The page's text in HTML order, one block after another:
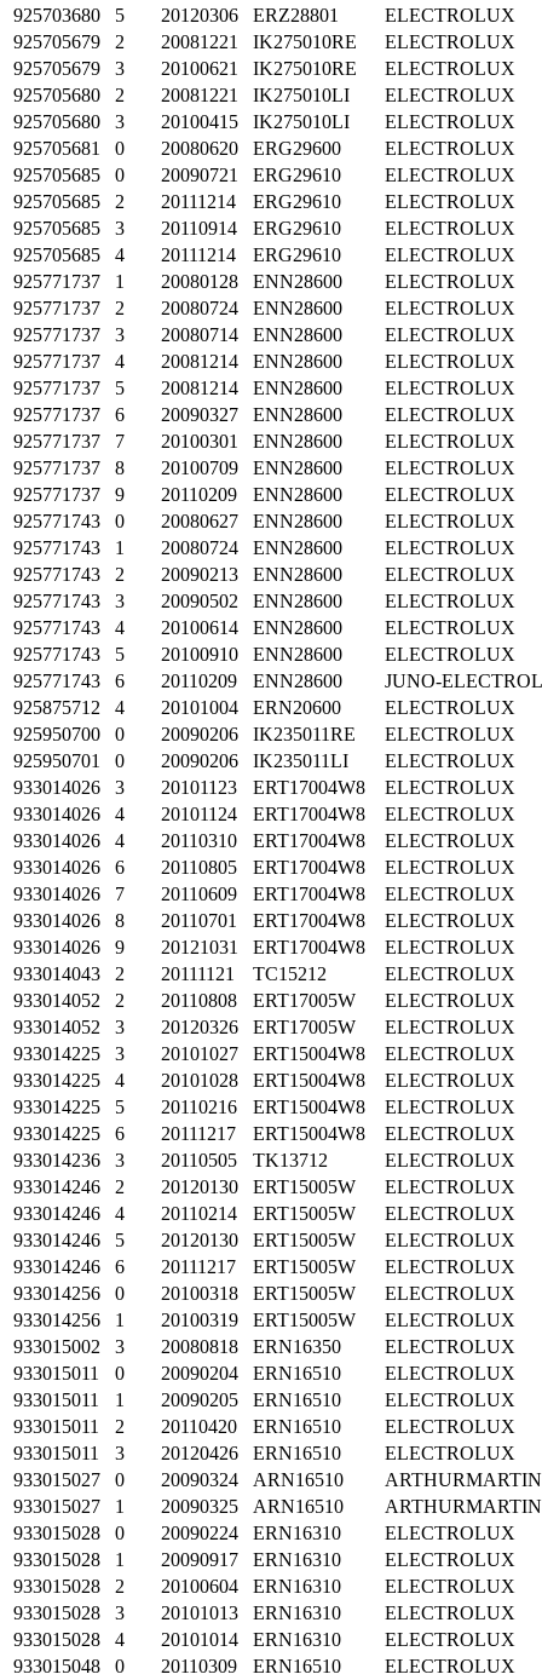
925703680
5 20120306 ERZ28801
ELECTROLUX
925705679
2 20081221 IK275010RE
ELECTROLUX
925705679
3 20100621 IK275010RE
ELECTROLUX
925705680
2 20081221 IK275010LI
ELECTROLUX
925705680
3 20100415 IK275010LI
ELECTROLUX
925705681
0 20080620 ERG29600
ELECTROLUX
925705685
0 20090721 ERG29610
ELECTROLUX
925705685
2 20111214 ERG29610
ELECTROLUX
925705685
3 20110914 ERG29610
ELECTROLUX
925705685
4 20111214 ERG29610
ELECTROLUX
925771737
1 20080128 ENN28600
ELECTROLUX
925771737
2 20080724 ENN28600
ELECTROLUX
925771737
3 20080714 ENN28600
ELECTROLUX
925771737
4 20081214 ENN28600
ELECTROLUX
925771737
5 20081214 ENN28600
ELECTROLUX
925771737
6 20090327 ENN28600
ELECTROLUX
925771737
7 20100301 ENN28600
ELECTROLUX
925771737
8 20100709 ENN28600
ELECTROLUX
925771737
9 20110209 ENN28600
ELECTROLUX
925771743
0 20080627 ENN28600
ELECTROLUX
925771743
1 20080724 ENN28600
ELECTROLUX
925771743
2 20090213 ENN28600
ELECTROLUX
925771743
3 20090502 ENN28600
ELECTROLUX
925771743
4 20100614 ENN28600
ELECTROLUX
925771743
5 20100910 ENN28600
ELECTROLUX
925771743
6 20110209 ENN28600
JUNO-
925875712
4 20101004 ERN20600
ELECTROLUX
925950700
0 20090206 IK235011RE
ELECTROLUX
925950701
0 20090206 IK235011LI
ELECTROLUX
933014026
3 20101123 ERT17004W8
ELECTROLUX
933014026
4 20101124 ERT17004W8
ELECTROLUX
933014026
4 20110310 ERT17004W8
ELECTROLUX
933014026
6 20110805 ERT17004W8
ELECTROLUX
933014026
7 20110609 ERT17004W8
ELECTROLUX
933014026
8 20110701 ERT17004W8
ELECTROLUX
933014026
9 20121031 ERT17004W8
ELECTROLUX
933014043
2 20111121 TC15212
ELECTROLUX
933014052
2 20110808 ERT17005W
ELECTROLUX
933014052
3 20120326 ERT17005W
ELECTROLUX
933014225
3 20101027 ERT15004W8
ELECTROLUX
933014225
4 20101028 ERT15004W8
ELECTROLUX
933014225
5 20110216 ERT15004W8
ELECTROLUX
933014225
6 20111217 ERT15004W8
ELECTROLUX
933014236
3 20110505 TK13712
ELECTROLUX
933014246
2 20120130 ERT15005W
ELECTROLUX
933014246
4 20110214 ERT15005W
ELECTROLUX
933014246
5 20120130 ERT15005W
ELECTROLUX
933014246
6 20111217 ERT15005W
ELECTROLUX
933014256
0 20100318 ERT15005W
ELECTROLUX
933014256
1 20100319 ERT15005W
ELECTROLUX
933015002
3 20080818 ERN16350
ELECTROLUX
933015011
0 20090204 ERN16510
ELECTROLUX
933015011
1 20090205 ERN16510
ELECTROLUX
933015011
2 20110420 ERN16510
ELECTROLUX
933015011
3 20120426 ERN16510
ELECTROLUX
933015027
0 20090324 ARN16510
933015027
1 20090325 ARN16510
933015028
0 20090224 ERN16310
ELECTROLUX
933015028
1 20090917 ERN16310
ELECTROLUX
933015028
2 20100604 ERN16310
ELECTROLUX
933015028
3 20101013 ERN16310
ELECTROLUX
933015028
4 20101014 ERN16310
ELECTROLUX
933015048
0 20110309 ERN16510
ELECTROLUX